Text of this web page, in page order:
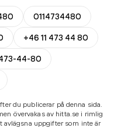
0114734480
+46 11 473 44 80
44-80
du publicerar på denna sida.
övervakas av hitta.se i rimlig
uppgifter som inte är